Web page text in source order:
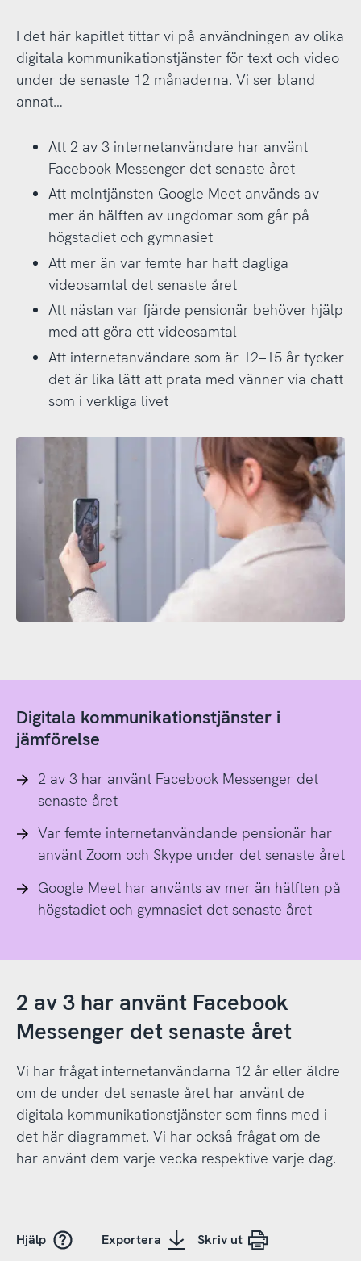
I det här kapitlet tittar vi på användningen av olika
digitala kommunikationstjänster för text och video
under de senaste 12 månaderna. Vi ser bland
annat…
Att 2 av 3 internetanvändare har använt
Facebook Messenger det senaste året
Att molntjänsten Google Meet används av
mer än hälften av ungdomar som går på
högstadiet och gymnasiet
Att mer än var femte har haft dagliga
videosamtal det senaste året
Att nästan var fjärde pensionär behöver hjälp
med att göra ett videosamtal
Att internetanvändare som är 12–15 år tycker
det är lika lätt att prata med vänner via chatt
som i verkliga livet
Digitala kommunikationstjänster i
jämförelse
2 av 3 har använt Facebook Messenger det
senaste året
Var femte internetanvändande pensionär har
använt Zoom och Skype under det senaste året
Google Meet har använts av mer än hälften på
högstadiet och gymnasiet det senaste året
2 av 3 har använt Facebook
Messenger det senaste året
Vi har frågat internetanvändarna 12 år eller äldre
om de under det senaste året har använt de
digitala kommunikationstjänster som finns med i
det här diagrammet. Vi har också frågat om de
har använt dem varje vecka respektive varje dag.
Hjälp Exportera Skriv ut